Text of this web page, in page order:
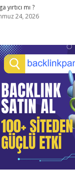
yırtıcı mı ?
24, 2026